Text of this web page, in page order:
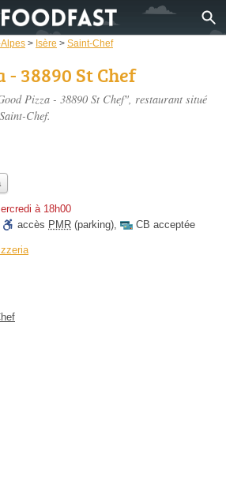
> Isère > Saint-Chef
- 38890 St Chef
Pizza - 38890 St Chef", restaurant situé
Chef.
à 18h00
accès PMR (parking), CB acceptée